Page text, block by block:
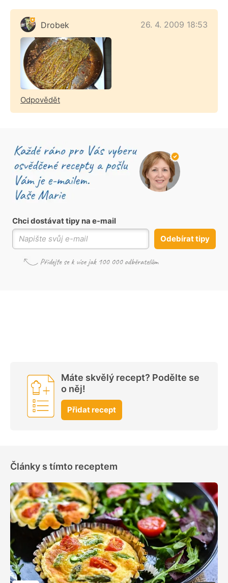
Drobek 26. 4. 2009 18:53
Odpovědět
Chci dostávat tipy na e-mail
Odebírat tipy
Máte skvělý recept? Podělte se
o něj!
Přidat recept
Články s tímto receptem